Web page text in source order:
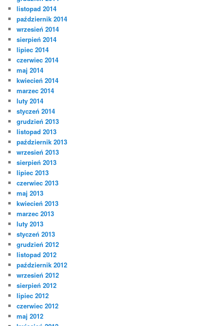
listopad 2014
październik 2014
wrzesień 2014
sierpień 2014
lipiec 2014
czerwiec 2014
maj 2014
kwiecień 2014
marzec 2014
luty 2014
styczeń 2014
grudzień 2013
listopad 2013
październik 2013
wrzesień 2013
sierpień 2013
lipiec 2013
czerwiec 2013
maj 2013
kwiecień 2013
marzec 2013
luty 2013
styczeń 2013
grudzień 2012
listopad 2012
październik 2012
wrzesień 2012
sierpień 2012
lipiec 2012
czerwiec 2012
maj 2012